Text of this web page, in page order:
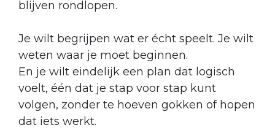
blijven rondlopen.
Je wilt begrijpen wat er écht speelt. Je wilt
weten waar je moet beginnen.
En je wilt eindelijk een plan dat logisch
voelt, één dat je stap voor stap kunt
volgen, zonder te hoeven gokken of hopen
dat iets werkt.